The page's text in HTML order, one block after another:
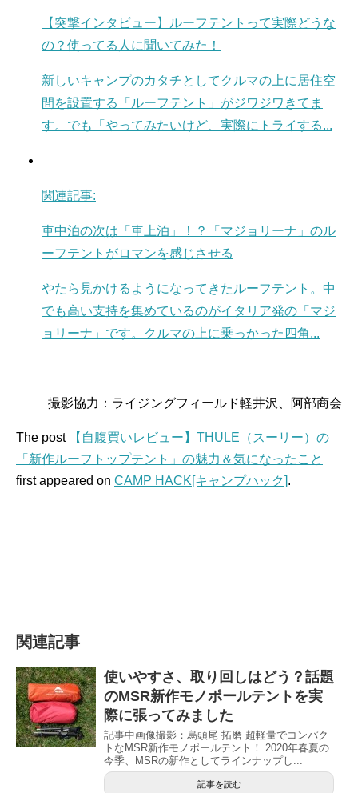
【突撃インタビュー】ルーフテントって実際どうな
の？使ってる人に聞いてみた！
新しいキャンプのカタチとしてクルマの上に居住空
間を設置する「ルーフテント」がジワジワきてま
す。でも「やってみたいけど、実際にトライする...
関連記事:
車中泊の次は「車上泊」！？「マジョリーナ」のル
ーフテントがロマンを感じさせる
やたら見かけるようになってきたルーフテント。中
でも高い支持を集めているのがイタリア発の「マジ
ョリーナ」です。クルマの上に乗っかった四角...
撮影協力：ライジングフィールド軽井沢、阿部商会
The post
【自腹買いレビュー】THULE（スーリー）の
「新作ルーフトップテント」の魅力＆気になったこと
first appeared on CAMP HACK[キャンプハック].
関連記事
使いやすさ、取り回しはどう？話題
のMSR新作モノポールテントを実
際に張ってみました
記事中画像撮影：烏頭尾 拓磨 超軽量でコンパク
トなMSR新作モノポールテント！ 2020年春夏の
今季、MSRの新作としてラインナップし...
記事を読む